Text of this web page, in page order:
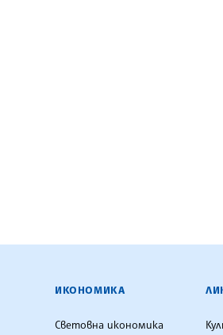
ИКОНОМИКА
Световна икономика